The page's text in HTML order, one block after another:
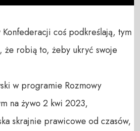
coś podkreślają, tym
że robią to, żeby ukryć swoje
w programie Rozmowy
na żywo 2 kwi 2023,
skrajnie prawicowe od czasów,